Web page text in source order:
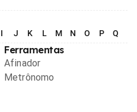
I J K L M N O P Q
Ferramentas
Afinador
Metrônomo